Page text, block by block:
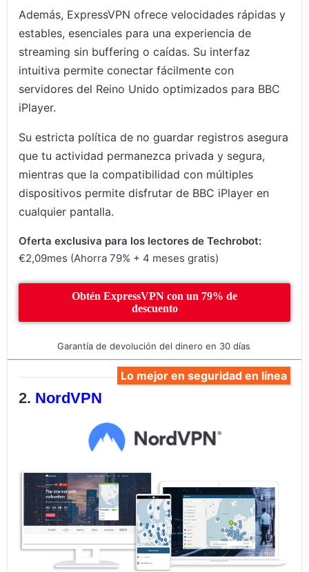
Además, ExpressVPN ofrece velocidades rápidas y
estables, esenciales para una experiencia de
streaming sin buffering o caídas. Su interfaz
intuitiva permite conectar fácilmente con
servidores del Reino Unido optimizados para BBC
iPlayer.
Su estricta política de no guardar registros asegura
que tu actividad permanezca privada y segura,
mientras que la compatibilidad con múltiples
dispositivos permite disfrutar de BBC iPlayer en
cualquier pantalla.
Oferta exclusiva para los lectores de Techrobot:
€2,09mes (Ahorra 79% + 4 meses gratis)
Obtén ExpressVPN con un 79% de
descuento
Garantía de devolución del dinero en 30 días
Lo mejor en seguridad en línea
NordVPN